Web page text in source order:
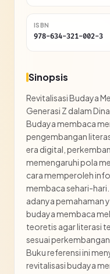
ISBN
978-634-321-002-3
Sinopsis
Revitalisasi Budaya
Generasi Z dalam
Budaya membaca
pengembangan
era digital,
memengaruhi pola
cara memperoleh
membaca sehari-
adanya pemahaman
budaya membaca
teoretis agar literasi
sesuai perkembangan
Buku referensi ini
revitalisasi budaya